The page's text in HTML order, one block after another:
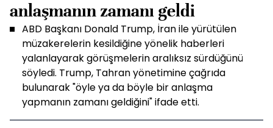
anlaşmanın zamanı geldi
ABD Başkanı Donald Trump, İran ile yürütülen
müzakerelerin kesildiğine yönelik haberleri
yalanlayarak görüşmelerin aralıksız sürdüğünü
söyledi. Trump, Tahran yönetimine çağrıda
bulunarak "öyle ya da böyle bir anlaşma
yapmanın zamanı geldiğini" ifade etti.